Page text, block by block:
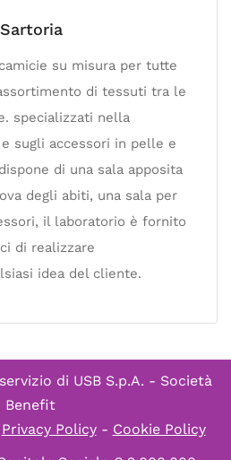
su misura per tutte
di tessuti tra le
specializzati nella
sugli accessori in pelle e
di una sala apposita
degli abiti, una sala per
il laboratorio è fornito
di realizzare
idea del cliente.
di USB S.p.A. - Società
Benefit
Privacy Policy- Cookie Policy